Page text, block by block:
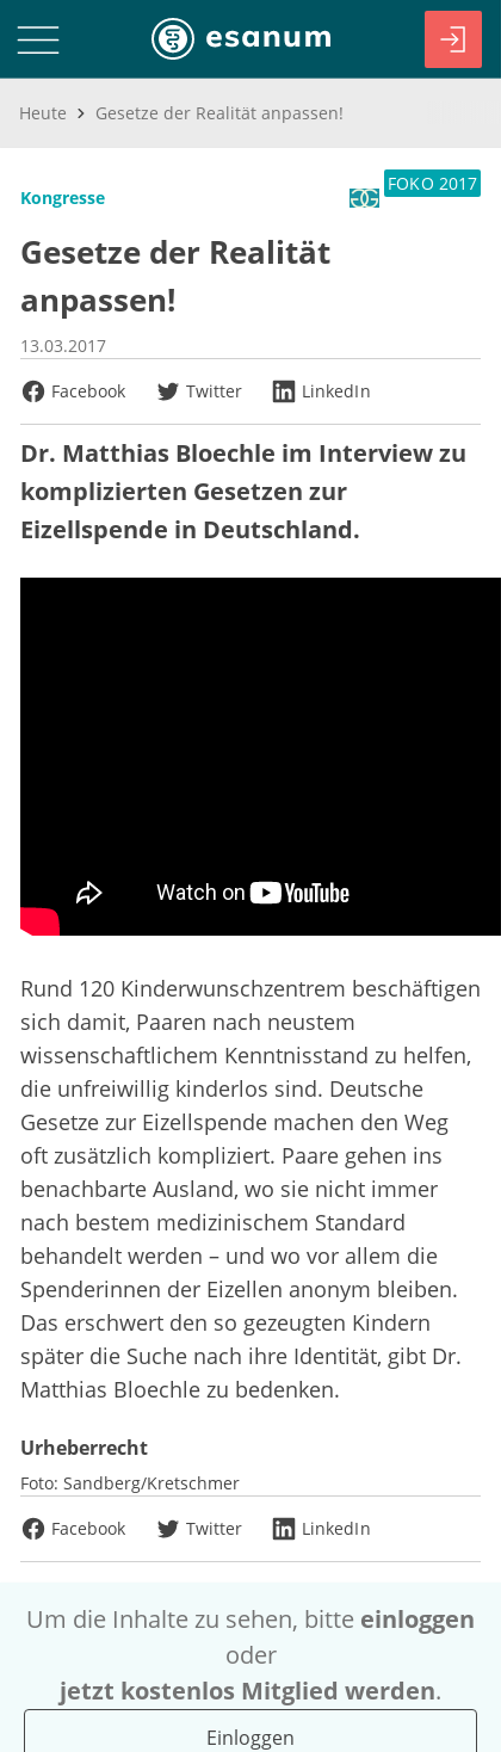
Heute Gesetze der Realität anpassen!
Kongresse
FOKO 2017
Gesetze der Realität
anpassen!
13.03.2017
Facebook
Twitter LinkedIn
Dr. Matthias Bloechle im Interview zu
komplizierten Gesetzen zur
Eizellspende in Deutschland.
Rund 120 Kinderwunschzentrem beschäftigen
sich damit, Paaren nach neustem
wissenschaftlichem Kenntnisstand zu helfen,
die unfreiwillig kinderlos sind. Deutsche
Gesetze zur Eizellspende machen den Weg
oft zusätzlich kompliziert. Paare gehen ins
benachbarte Ausland, wo sie nicht immer
nach bestem medizinischem Standard
behandelt werden – und wo vor allem die
Spenderinnen der Eizellen anonym bleiben.
Das erschwert den so gezeugten Kindern
später die Suche nach ihre Identität, gibt Dr.
Matthias Bloechle zu bedenken.
Urheberrecht
Foto: Sandberg/Kretschmer
Facebook
Twitter LinkedIn
Um die Inhalte zu sehen, bitte einloggen
oder
jetzt kostenlos Mitglied werden.
Einloggen